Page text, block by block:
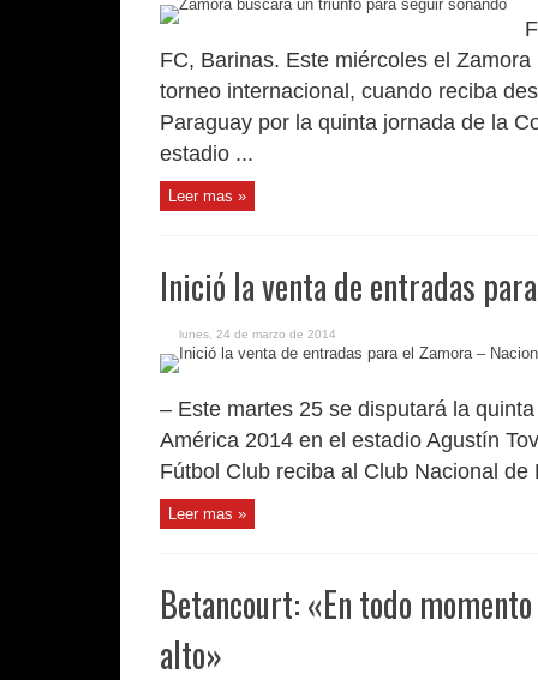
FC, Barinas. Este miércoles el
torneo internacional, cuando reciba
Paraguay por la quinta jornada de la
estadio ...
Leer mas »
Inició la venta de entradas
lunes, 24 de marzo de 2014
– Este martes 25 se disputará la
América 2014 en el estadio Agustín
Fútbol Club reciba al Club Nacional de
Leer mas »
Betancourt: «En todo
alto»